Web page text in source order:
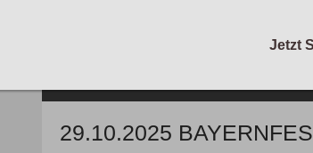
29.10.2025
Jetzt